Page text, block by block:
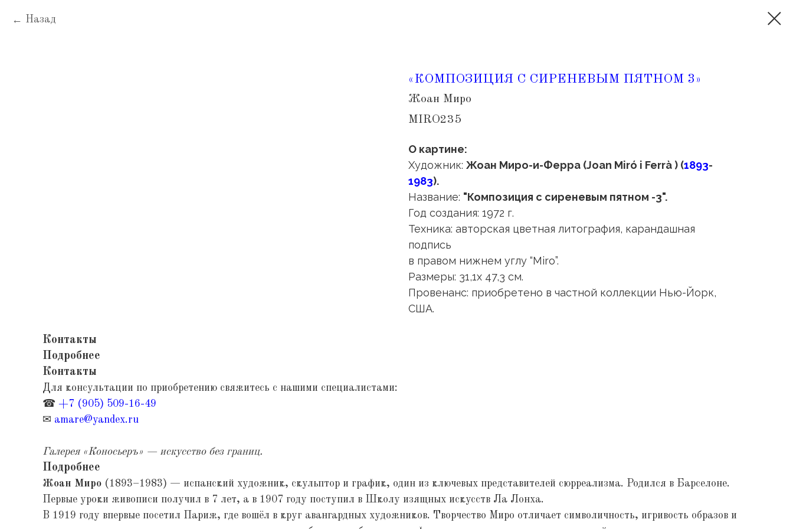
Назад
«КОМПОЗИЦИЯ С СИРЕНЕВЫМ ПЯТНОМ 3»
Жоан Миро
MIRO235
О картине:
Художник: Жоан Миро-и-Ферра (Joan Miró i Ferrà ) (1893-
1983).
Название: "Композиция с сиреневым пятном -3".
Год создания: 1972 г.
Техника: авторская цветная литография, карандашная
подпись
в правом нижнем углу “Miro”.
Размеры: 31,1х 47,3 см.
Провенанс: приобретено в частной коллекции Нью-Йорк,
США.
Контакты
Подробнее
Контакты
Для консультации по приобретению свяжитесь с нашими специалистами:
☎ +7 (905) 509-16-49
✉ amare@yandex.ru
Галерея «Коносьеръ» — искусство без границ.
Подробнее
Жоан Миро (1893–1983) — испанский художник, скульптор и график, один из ключевых представителей сюрреализма. Родился в Барселоне.
Первые уроки живописи получил в 7 лет, а в 1907 году поступил в Школу изящных искусств Ла Лонха.
В 1919 году впервые посетил Париж, где вошёл в круг авангардных художников. Творчество Миро отличает символичность, игривость образов и